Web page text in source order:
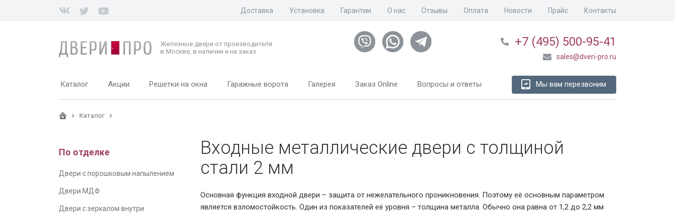
Доставка Установка Гарантии О нас Отзывы Оплата Новости Прайс Контакты
Железные двери от производителя
в Москве, в наличии и на заказ
+7 (495) 500-95-41
sales@dveri-pro.ru
Каталог Акции Решетки на окна Гаражные ворота Галерея Заказ Online Вопросы и ответы Мы вам перезвоним
Каталог
По отделке
Двери с порошковым напылением
Двери МДФ
Двери с зеркалом внутри
Входные металлические двери с толщиной
стали 2 мм
Основная функция входной двери – защита от нежелательного проникновения. Поэтому её основным параметром
является взломостойкость. Один из показателей её уровня – толщина металла. Обычно она равна от 1,2 до 2,2 мм